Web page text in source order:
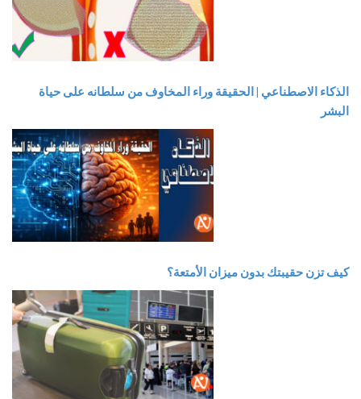
الذكاء الاصطناعي | الحقيقة وراء المخاوف من سلطانه على حياة
البشر
كيف تزن حقيبتك بدون ميزان الأمتعة؟